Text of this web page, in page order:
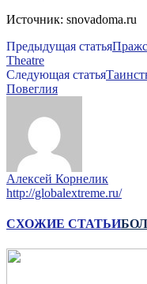
Источник: snovadoma.ru
Предыдущая статья
Theatre
Следующая статья
Повеглия
Алексей Корнелик
http://globalextreme.ru/
СХОЖИЕ СТАТЬИ